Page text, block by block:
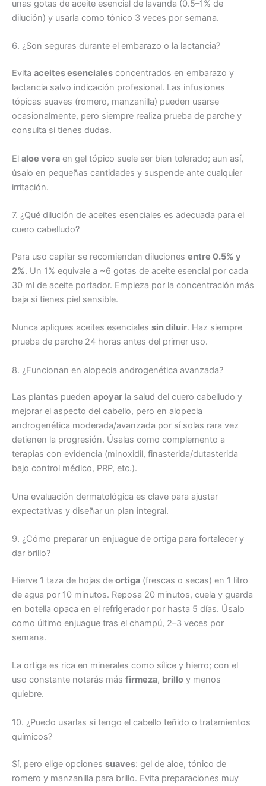
unas gotas de aceite esencial de lavanda (0.5–1% de
dilución) y usarla como tónico 3 veces por semana.
6. ¿Son seguras durante el embarazo o la lactancia?
Evita aceites esenciales concentrados en embarazo y
lactancia salvo indicación profesional. Las infusiones
tópicas suaves (romero, manzanilla) pueden usarse
ocasionalmente, pero siempre realiza prueba de parche y
consulta si tienes dudas.
El aloe vera en gel tópico suele ser bien tolerado; aun así,
úsalo en pequeñas cantidades y suspende ante cualquier
irritación.
7. ¿Qué dilución de aceites esenciales es adecuada para el
cuero cabelludo?
Para uso capilar se recomiendan diluciones entre 0.5% y
2%. Un 1% equivale a ~6 gotas de aceite esencial por cada
30 ml de aceite portador. Empieza por la concentración más
baja si tienes piel sensible.
Nunca apliques aceites esenciales sin diluir. Haz siempre
prueba de parche 24 horas antes del primer uso.
8. ¿Funcionan en alopecia androgenética avanzada?
Las plantas pueden apoyar la salud del cuero cabelludo y
mejorar el aspecto del cabello, pero en alopecia
androgenética moderada/avanzada por sí solas rara vez
detienen la progresión. Úsalas como complemento a
terapias con evidencia (minoxidil, finasterida/dutasterida
bajo control médico, PRP, etc.).
Una evaluación dermatológica es clave para ajustar
expectativas y diseñar un plan integral.
9. ¿Cómo preparar un enjuague de ortiga para fortalecer y
dar brillo?
Hierve 1 taza de hojas de ortiga (frescas o secas) en 1 litro
de agua por 10 minutos. Reposa 20 minutos, cuela y guarda
en botella opaca en el refrigerador por hasta 5 días. Úsalo
como último enjuague tras el champú, 2–3 veces por
semana.
La ortiga es rica en minerales como sílice y hierro; con el
uso constante notarás más firmeza, brillo y menos
quiebre.
10. ¿Puedo usarlas si tengo el cabello teñido o tratamientos
químicos?
Sí, pero elige opciones suaves: gel de aloe, tónico de
romero y manzanilla para brillo. Evita preparaciones muy